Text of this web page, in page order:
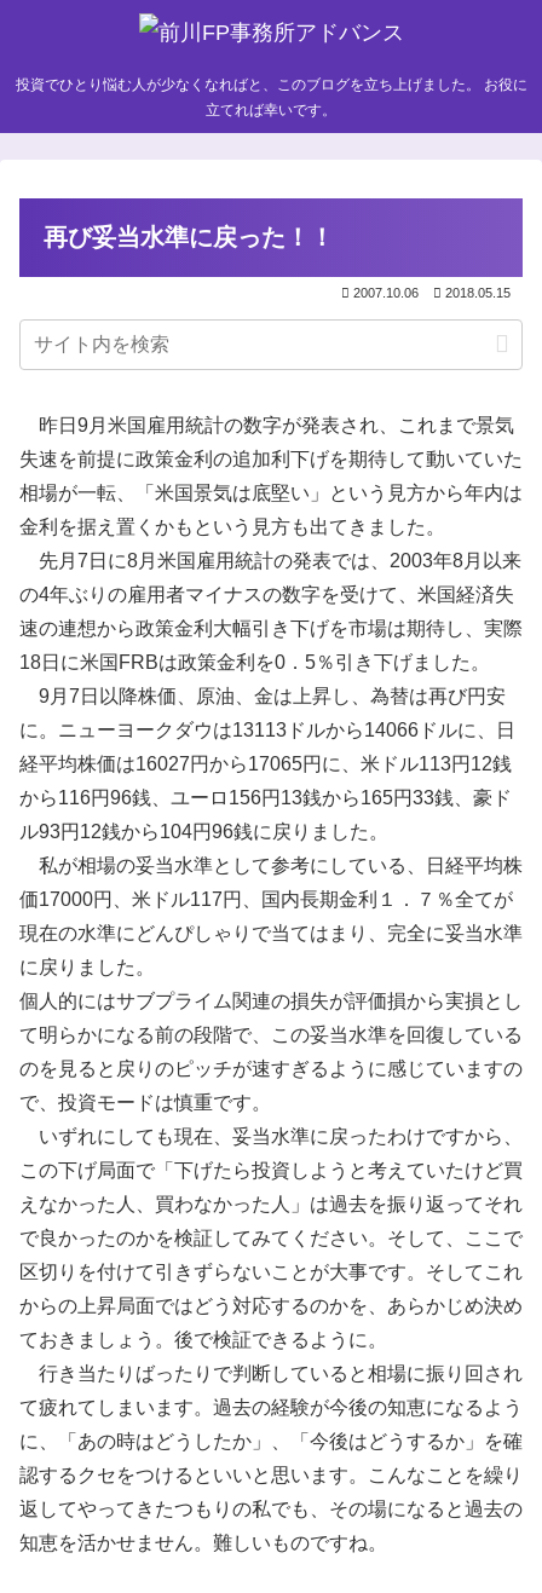
投資でひとり悩む人が少なくなればと、このブログを立ち上げました。 お役に
立てれば幸いです。
再び妥当水準に戻った！！
2007.10.06 2018.05.15
昨日9月米国雇用統計の数字が発表され、これまで景気
失速を前提に政策金利の追加利下げを期待して動いていた
相場が一転、「米国景気は底堅い」という見方から年内は
金利を据え置くかもという見方も出てきました。
先月7日に8月米国雇用統計の発表では、2003年8月以来
の4年ぶりの雇用者マイナスの数字を受けて、米国経済失
速の連想から政策金利大幅引き下げを市場は期待し、実際
18日に米国FRBは政策金利を0．5％引き下げました。
9月7日以降株価、原油、金は上昇し、為替は再び円安
に。ニューヨークダウは13113ドルから14066ドルに、日
経平均株価は16027円から17065円に、米ドル113円12銭
から116円96銭、ユーロ156円13銭から165円33銭、豪ド
ル93円12銭から104円96銭に戻りました。
私が相場の妥当水準として参考にしている、日経平均株
価17000円、米ドル117円、国内長期金利１．７％全てが
現在の水準にどんぴしゃりで当てはまり、完全に妥当水準
に戻りました。
個人的にはサブプライム関連の損失が評価損から実損とし
て明らかになる前の段階で、この妥当水準を回復している
のを見ると戻りのピッチが速すぎるように感じていますの
で、投資モードは慎重です。
いずれにしても現在、妥当水準に戻ったわけですから、
この下げ局面で「下げたら投資しようと考えていたけど買
えなかった人、買わなかった人」は過去を振り返ってそれ
で良かったのかを検証してみてください。そして、ここで
区切りを付けて引きずらないことが大事です。そしてこれ
からの上昇局面ではどう対応するのかを、あらかじめ決め
ておきましょう。後で検証できるように。
行き当たりばったりで判断していると相場に振り回され
て疲れてしまいます。過去の経験が今後の知恵になるよう
に、「あの時はどうしたか」、「今後はどうするか」を確
認するクセをつけるといいと思います。こんなことを繰り
返してやってきたつもりの私でも、その場になると過去の
知恵を活かせません。難しいものですね。